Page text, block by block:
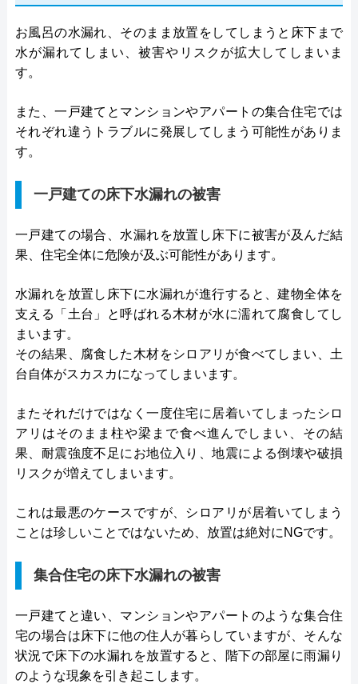
お風呂の水漏れ、そのまま放置をしてしまうと床下まで
水が漏れてしまい、被害やリスクが拡大してしまいま
す。
また、一戸建てとマンションやアパートの集合住宅では
それぞれ違うトラブルに発展してしまう可能性がありま
す。
一戸建ての床下水漏れの被害
一戸建ての場合、水漏れを放置し床下に被害が及んだ結
果、住宅全体に危険が及ぶ可能性があります。
水漏れを放置し床下に水漏れが進行すると、建物全体を
支える「土台」と呼ばれる木材が水に濡れて腐食してし
まいます。
その結果、腐食した木材をシロアリが食べてしまい、土
台自体がスカスカになってしまいます。
またそれだけではなく一度住宅に居着いてしまったシロ
アリはそのまま柱や梁まで食べ進んでしまい、その結
果、耐震強度不足にお地位入り、地震による倒壊や破損
リスクが増えてしまいます。
これは最悪のケースですが、シロアリが居着いてしまう
ことは珍しいことではないため、放置は絶対にNGです。
集合住宅の床下水漏れの被害
一戸建てと違い、マンションやアパートのような集合住
宅の場合は床下に他の住人が暮らしていますが、そんな
状況で床下の水漏れを放置すると、階下の部屋に雨漏り
のような現象を引き起こします。